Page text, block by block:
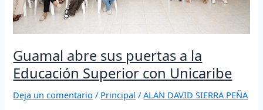
Guamal abre sus puertas a la
Educación Superior con Unicaribe
Deja un comentario / Principal /ALAN DAVID SIERRA PEÑA